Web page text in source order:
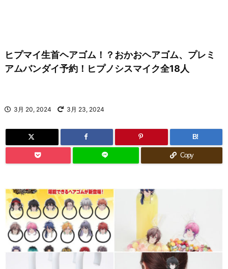
ヒプマイ生首ヘアゴム！？おかおヘアゴム、プレミ
アムバンダイ予約！ヒプノシスマイク全18人
3月 20, 2024 3月 23, 2024
B!
Copy